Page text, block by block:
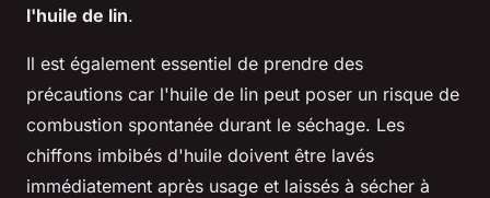
l'huile de lin.
Il est également essentiel de prendre des
précautions car l'huile de lin peut poser un risque de
combustion spontanée durant le séchage. Les
chiffons imbibés d'huile doivent être lavés
immédiatement après usage et laissés à sécher à